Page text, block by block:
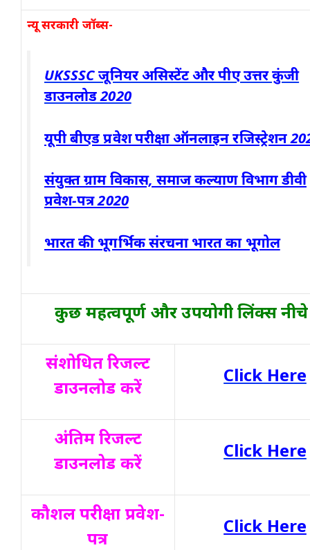
न्यू सरकारी जॉब्स-
UKSSSC जूनियर असिस्टेंट और पीए उत्तर कुंजी
डाउनलोड 2020
यूपी बीएड प्रवेश परीक्षा ऑनलाइन रजिस्ट्रेशन
संयुक्त ग्राम विकास, समाज कल्याण विभाग डीवी
प्रवेश-पत्र 2020
भारत की भूगर्भिक संरचना भारत का भूगोल
कुछ महत्वपूर्ण और उपयोगी लिंक्स
संशोधित रिजल्ट
डाउनलोड करें
Click Here
अंतिम रिजल्ट
डाउनलोड करें
Click Here
कौशल परीक्षा प्रवेश-
पत्र
Click Here